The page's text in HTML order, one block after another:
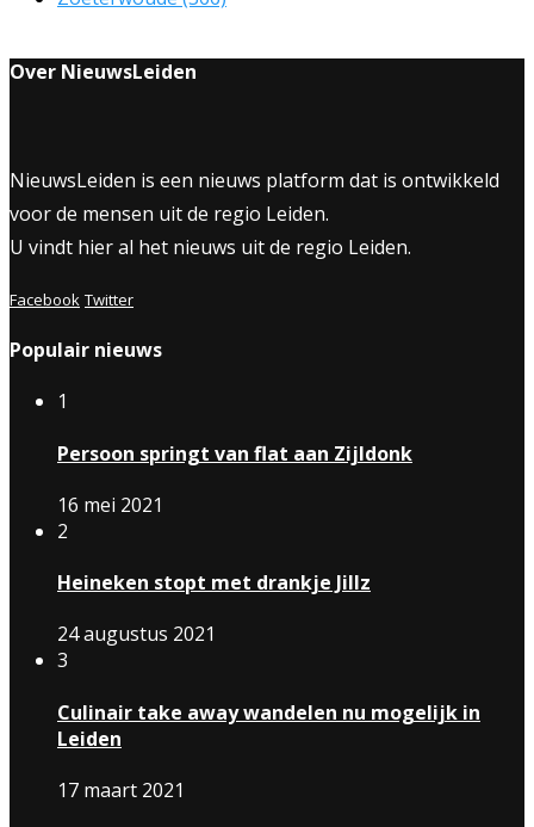
Over NieuwsLeiden
NieuwsLeiden is een nieuws platform dat is ontwikkeld
voor de mensen uit de regio Leiden.
U vindt hier al het nieuws uit de regio Leiden.
Facebook Twitter
Populair nieuws
1
Persoon springt van flat aan Zijldonk
16 mei 2021
2
Heineken stopt met drankje Jillz
24 augustus 2021
3
Culinair take away wandelen nu mogelijk in
Leiden
17 maart 2021